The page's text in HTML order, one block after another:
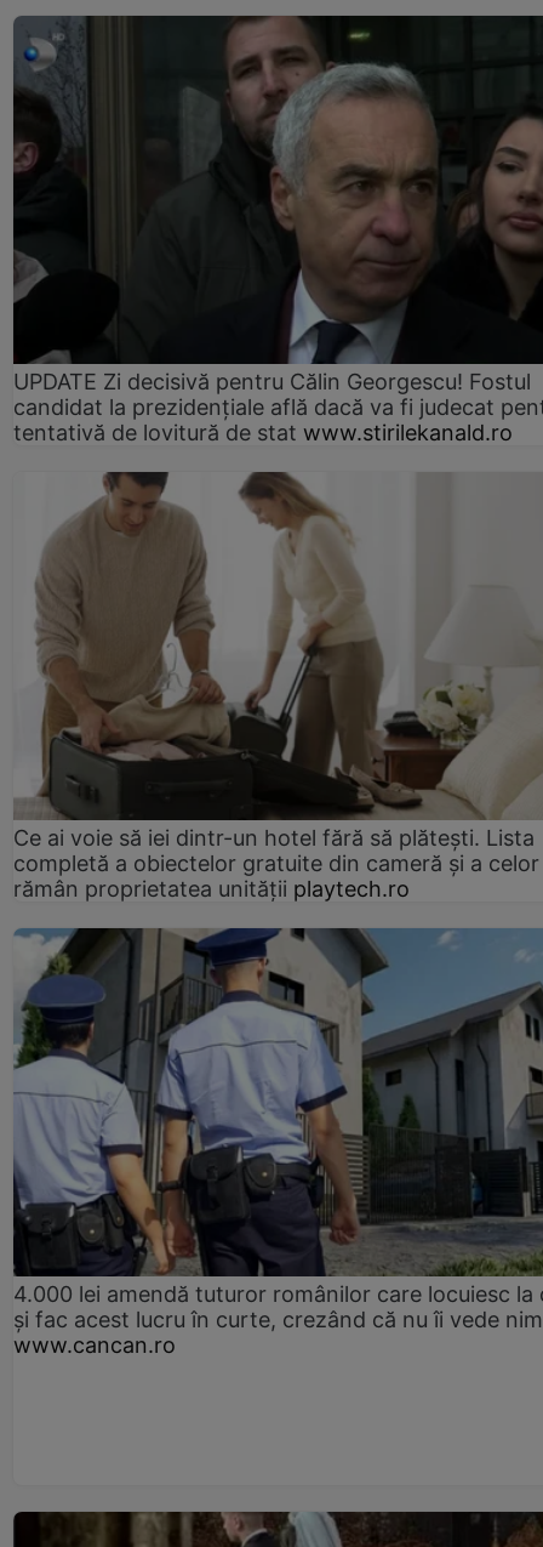
UPDATE Zi decisivă pentru Călin Georgescu! Fostul
candidat la prezidențiale află dacă va fi judecat
tentativă de lovitură de stat www.stirilekanald.ro
Ce ai voie să iei dintr-un hotel fără să plătești. Lista
completă a obiectelor gratuite din cameră și a
rămân proprietatea unității playtech.ro
4.000 lei amendă tuturor românilor care locuiesc la
și fac acest lucru în curte, crezând că nu îi vede
www.cancan.ro